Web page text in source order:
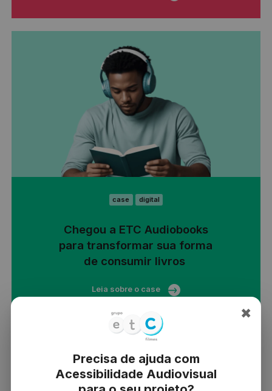
case digital
Chegou a ETC Audiobooks
para transformar sua forma
de consumir livros
Leia sobre o case
✖
Precisa de ajuda com
Acessibilidade Audiovisual